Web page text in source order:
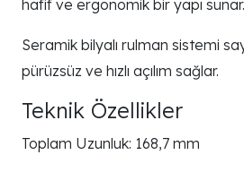
hafif ve ergonomik bir yapı sunar.
Seramik bilyalı rulman sistemi
pürüzsüz ve hızlı açılım sağlar.
Teknik Özellikler
Toplam Uzunluk: 168,7 mm